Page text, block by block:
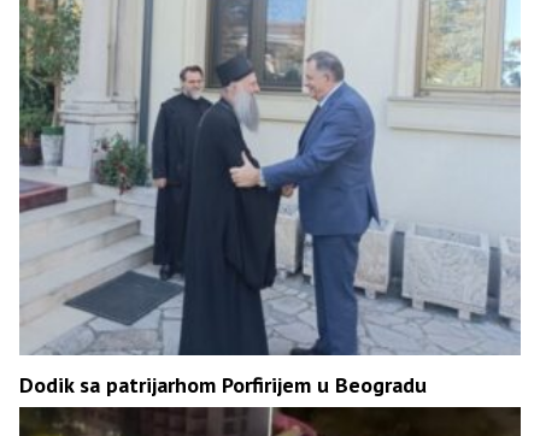
Dodik sa patrijarhom Porfirijem u Beogradu